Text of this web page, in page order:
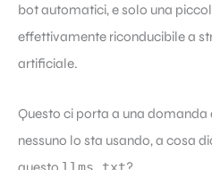
bot automatici, e solo una
effettivamente riconducibile a
artificiale.
Questo ci porta a una domanda
nessuno lo sta usando, a cosa